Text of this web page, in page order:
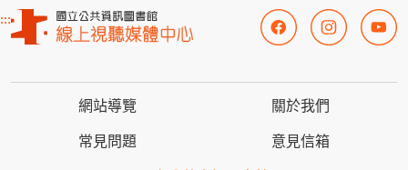
:::
網站導覽 關於我們
常見問題 意見信箱